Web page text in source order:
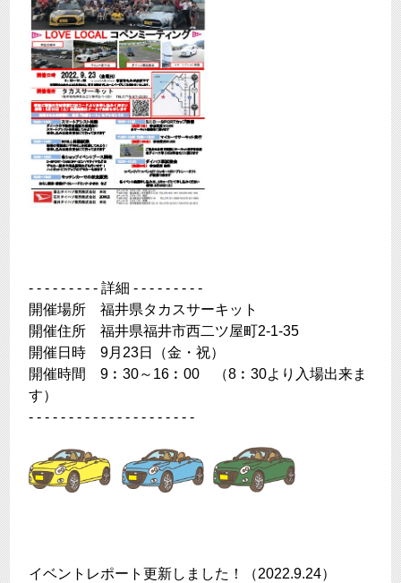
- - - - - - - - - 詳細 - - - - - - - - -
開催場所 福井県タカスサーキット
開催住所 福井県福井市西二ツ屋町2-1-35
開催日時 9月23日（金・祝）
開催時間 9︰30～16︰00 （8︰30より入場出来ま
す）
- - - - - - - - - - - - - - - - - - - - -
イベントレポート更新しました！（2022.9.24）